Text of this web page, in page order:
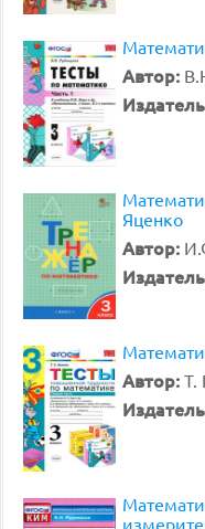
Автор:
Яценко
Автор:
Автор: Т.